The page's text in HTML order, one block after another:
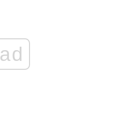
ad